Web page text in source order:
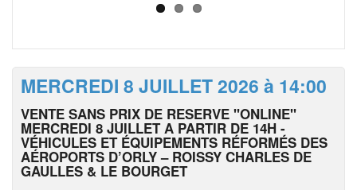
MERCREDI 8 JUILLET 2026 à 14:00
VENTE SANS PRIX DE RESERVE "ONLINE"
MERCREDI 8 JUILLET A PARTIR DE 14H -
VÉHICULES ET ÉQUIPEMENTS RÉFORMÉS DES
AÉROPORTS D’ORLY – ROISSY CHARLES DE
GAULLES & LE BOURGET